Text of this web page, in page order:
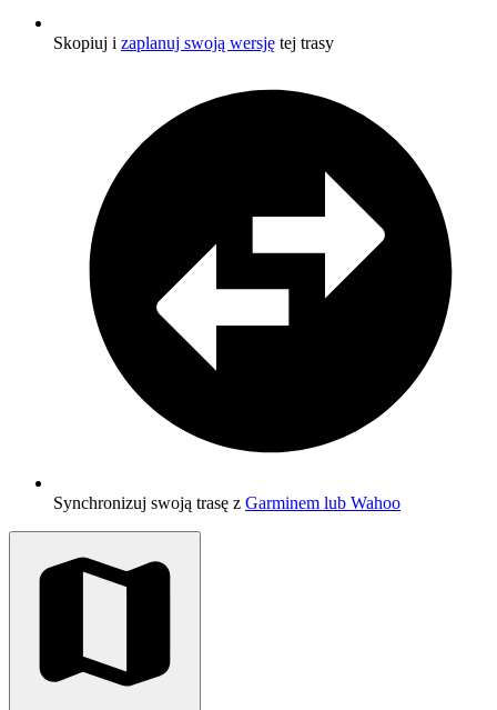
Skopiuj i zaplanuj swoją wersję tej trasy
Synchronizuj swoją trasę z Garminem lub Wahoo